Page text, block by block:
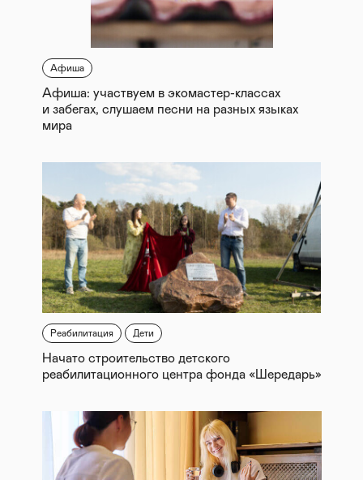
Афиша
Афиша: участвуем в экомастер-классах
и забегах, слушаем песни на разных языках
мира
Реабилитация Дети
Начато строительство детского
реабилитационного центра фонда «Шередарь»